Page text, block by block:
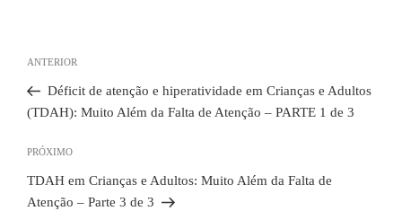
de
Post
Post
anterior
ANTERIOR
Déficit de atenção e hiperatividade em Crianças e Adultos
(TDAH): Muito Além da Falta de Atenção – PARTE 1 de 3
Próximo
post
PRÓXIMO
TDAH em Crianças e Adultos: Muito Além da Falta de
Atenção – Parte 3 de 3